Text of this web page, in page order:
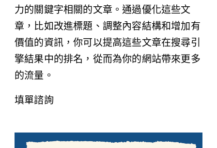
力的關鍵字相關的文章。通過優化這些文
章，比如改進標題、調整內容結構和增加有
價值的資訊，你可以提高這些文章在搜尋引
擎結果中的排名，從而為你的網站帶來更多
的流量。
填單諮詢